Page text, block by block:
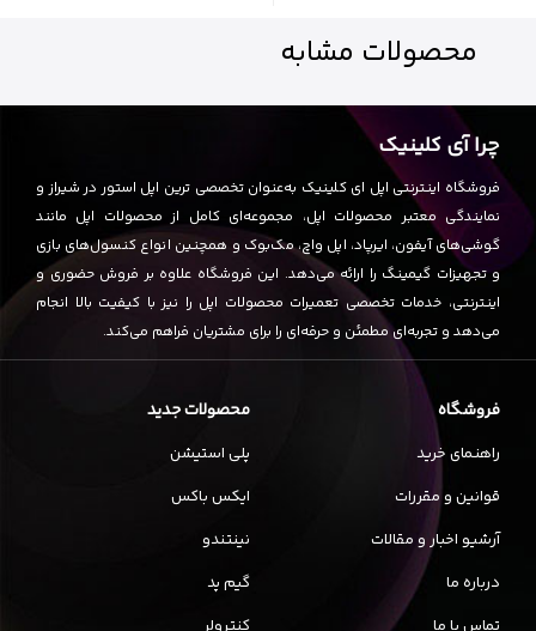
محصولات مشابه
چرا آی کلینیک
فروشگاه اینترنتی اپل ای کلینیک به‌عنوان تخصصی ترین اپل استور در شیراز و
نمایندگی معتبر محصولات اپل، مجموعه‌ای کامل از محصولات اپل مانند
گوشی‌های آیفون، ایرپاد، اپل واچ، مک‌بوک و همچنین انواع کنسول‌های بازی
و تجهیزات گیمینگ را ارائه می‌دهد. این فروشگاه علاوه بر فروش حضوری و
اینترنتی، خدمات تخصصی تعمیرات محصولات اپل را نیز با کیفیت بالا انجام
می‌دهد و تجربه‌ای مطمئن و حرفه‌ای را برای مشتریان فراهم می‌کند.
فروشگاه
راهنمای خرید
قوانین و مقررات
آرشیو اخبار و مقالات
درباره ما
تماس با ما
محصولات جدید
پلی استیشن
ایکس باکس
نینتندو
گیم پد
کنترولر